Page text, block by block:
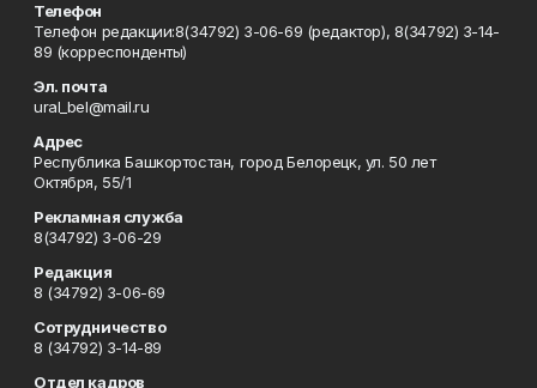
Телефон
Телефон редакции:8(34792) 3-06-69 (редактор), 8(34792) 3-14-
89 (корреспонденты)
Эл. почта
ural_bel@mail.ru
Адрес
Республика Башкортостан, город Белорецк, ул. 50 лет
Октября, 55/1
Рекламная служба
8(34792) 3-06-29
Редакция
8 (34792) 3-06-69
Сотрудничество
8 (34792) 3-14-89
Отдел кадров